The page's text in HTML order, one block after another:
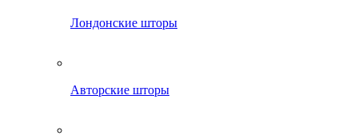
Лондонские шторы
Авторские шторы